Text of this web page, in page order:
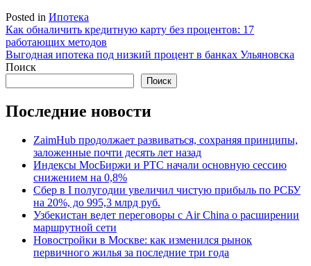
Posted in Ипотека
Навигация
по
записям
Как обналичить кредитную карту без процентов: 17
работающих методов
Выгодная ипотека под низкий процент в банках Ульяновска
Поиск
Поиск
Последние новости
ZaimHub продолжает развиваться, сохраняя принципы,
заложенные почти десять лет назад
Индексы МосБиржи и РТС начали основную сессию
снижением на 0,8%
Сбер в I полугодии увеличил чистую прибыль по РСБУ
на 20%, до 995,3 млрд руб.
Узбекистан ведет переговоры с Air China о расширении
маршрутной сети
Новостройки в Москве: как изменился рынок
первичного жилья за последние три года